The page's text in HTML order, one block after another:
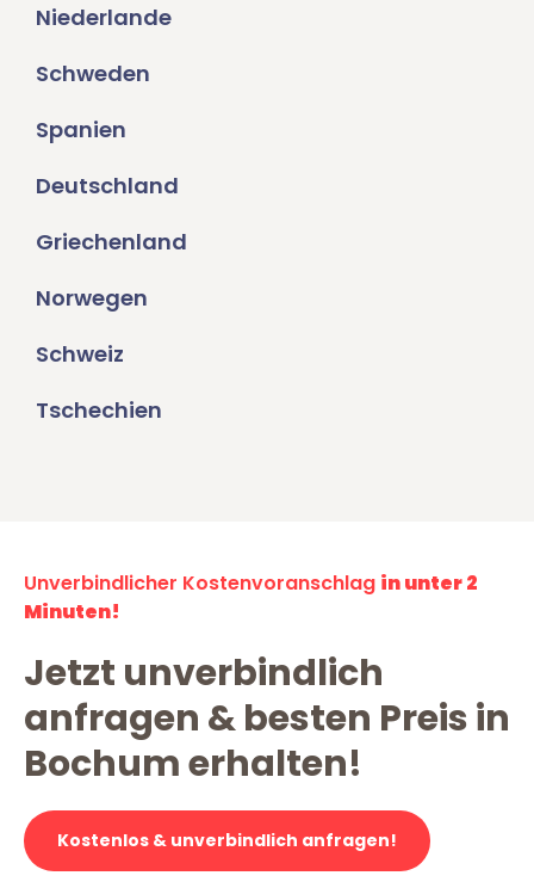
Niederlande
Schweden
Spanien
Deutschland
Griechenland
Norwegen
Schweiz
Tschechien
Unverbindlicher Kostenvoranschlag in unter 2
Minuten!
Jetzt unverbindlich
anfragen & besten Preis in
Bochum erhalten!
Kostenlos & unverbindlich anfragen!